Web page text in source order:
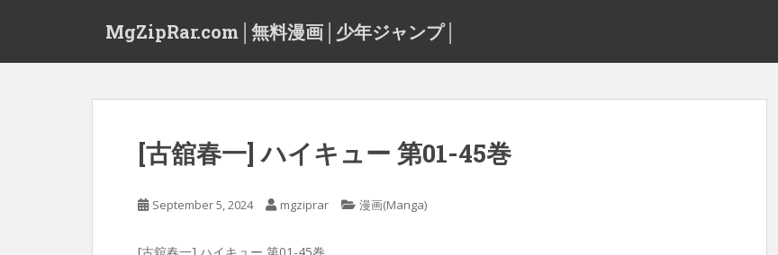
MgZipRar.com│無料漫画│少年ジャンプ│
[古舘春一] ハイキュー 第01-45巻
September 5, 2024 mgziprar 漫画(Manga)